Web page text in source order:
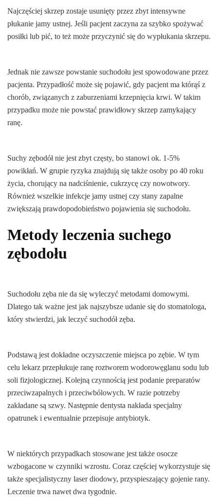
Najczęściej skrzep zostaje usunięty przez zbyt intensywne
płukanie jamy ustnej. Jeśli pacjent zaczyna za szybko spożywać
posiłki lub pić, to też może przyczynić się do wypłukania skrzepu.
Jednak nie zawsze powstanie suchodołu jest spowodowane przez
pacjenta. Przypadłość może się pojawić, gdy pacjent ma którąś z
chorób, związanych z zaburzeniami krzepnięcia krwi. W takim
przypadku może nie powstać prawidłowy skrzep zamykający
ranę.
Suchy zębodół nie jest zbyt częsty, bo stanowi ok. 1-5%
powikłań. W grupie ryzyka znajdują się także osoby po 40 roku
życia, chorujący na nadciśnienie, cukrzycę czy nowotwory.
Również wszelkie infekcje jamy ustnej czy stany zapalne
zwiększają prawdopodobieństwo pojawienia się suchodołu.
Metody leczenia suchego
zębodołu
Suchodołu zęba nie da się wyleczyć metodami domowymi.
Dlatego tak ważne jest jak najszybsze udanie się do stomatologa,
który stwierdzi, jak leczyć suchodół zęba.
Podstawą jest dokładne oczyszczenie miejsca po zębie. W tym
celu lekarz przepłukuje ranę roztworem wodorowęglanu sodu lub
soli fizjologicznej. Kolejną czynnością jest podanie preparatów
przeciwzapalnych i przeciwbólowych. W razie potrzeby
zakładane są szwy. Następnie dentysta nakłada specjalny
opatrunek i ewentualnie przepisuje antybiotyk.
W niektórych przypadkach stosowane jest także osocze
wzbogacone w czynniki wzrostu. Coraz częściej wykorzystuje się
także specjalistyczny laser diodowy, przyspieszający gojenie rany.
Leczenie trwa nawet dwa tygodnie.